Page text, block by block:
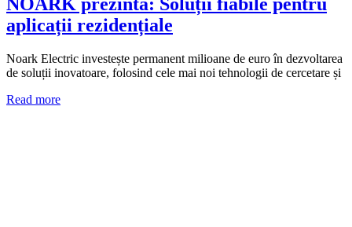
aplicații rezidențiale
Noark Electric investește permanent milioane de euro în dezvoltarea
de soluții inovatoare, folosind cele mai noi tehnologii de cercetare și
Read more